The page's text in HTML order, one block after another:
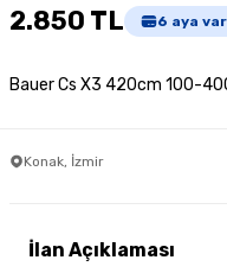
2.850 TL 6 aya
Bauer Cs X3 420cm 100-
Konak, İzmir
İlan Açıklaması